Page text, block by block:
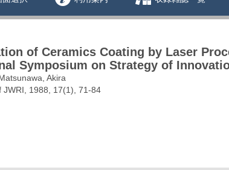
of Ceramics Coating by Laser
Symposium on Strategy of
Akira
JWRI, 1988, 17(1), 71-84